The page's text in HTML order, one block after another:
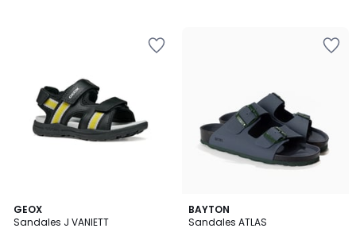
GEOX
Sandales J VANIETT
BAYTON
Sandales ATLAS